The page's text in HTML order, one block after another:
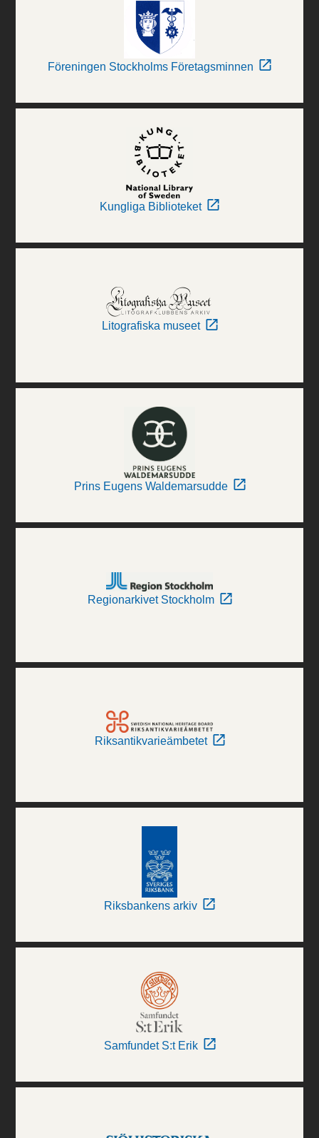
Föreningen Stockholms Företagsminnen
Kungliga Biblioteket
Litografiska museet
Prins Eugens Waldemarsudde
Regionarkivet Stockholm
Riksantikvarieämbetet
Riksbankens arkiv
Samfundet S:t Erik